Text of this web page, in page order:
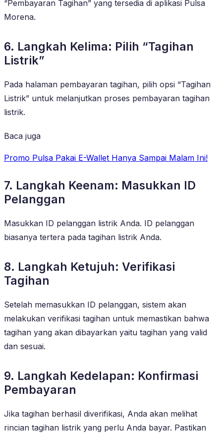
“Pembayaran Tagihan” yang tersedia di aplikasi Pulsa
Morena.
6. Langkah Kelima: Pilih “Tagihan
Listrik”
Pada halaman pembayaran tagihan, pilih opsi “Tagihan
Listrik” untuk melanjutkan proses pembayaran tagihan
listrik.
Baca juga
Promo Pulsa Pakai E-Wallet Hanya Sampai Malam Ini!
7. Langkah Keenam: Masukkan ID
Pelanggan
Masukkan ID pelanggan listrik Anda. ID pelanggan
biasanya tertera pada tagihan listrik Anda.
8. Langkah Ketujuh: Verifikasi
Tagihan
Setelah memasukkan ID pelanggan, sistem akan
melakukan verifikasi tagihan untuk memastikan bahwa
tagihan yang akan dibayarkan yaitu tagihan yang valid
dan sesuai.
9. Langkah Kedelapan: Konfirmasi
Pembayaran
Jika tagihan berhasil diverifikasi, Anda akan melihat
rincian tagihan listrik yang perlu Anda bayar. Pastikan